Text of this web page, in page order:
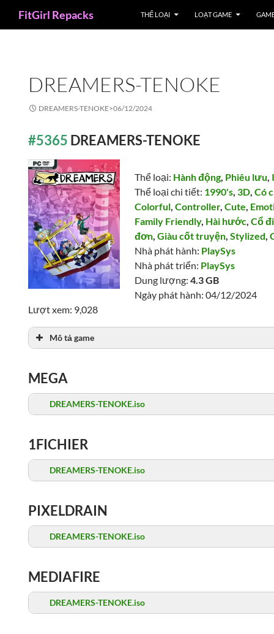
FitGirl Repacks THỂ LOẠI LOẠT GAME
DREAMERS-TENOKE
DREAMERS-TENOKE>06/12/2024
#5365 DREAMERS-TENOKE
Thể loại: Hành động, Phiêu lưu,
Thể loại chi tiết: 1990's, 3D,Có
Colorful,Controller,Cute,
Family Friendly, Hài hước,Cổ
đơn,Giàu cốt truyện,Stylized,
Nhà phát hành: PlaySys
Nhà phát triển: PlaySys
Dung lượng:4.3 GB
Ngày phát hành: 04/12/2024
Lượt xem: 9,028
Mô tả game
MEGA
DREAMERS-TENOKE.iso
1FICHIER
DREAMERS-TENOKE.iso
PIXELDRAIN
DREAMERS-TENOKE.iso
MEDIAFIRE
DREAMERS-TENOKE.iso